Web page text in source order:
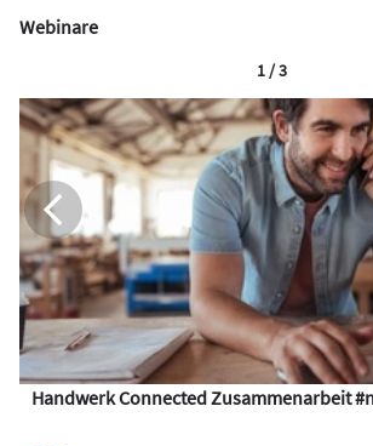
Webinare
Handwerk Connected Zusammenarbeit
1 / 3